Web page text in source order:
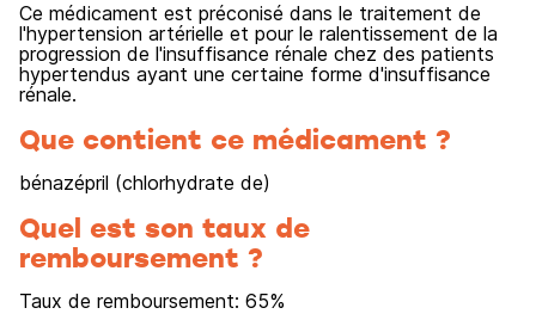
Ce médicament est préconisé dans le traitement de
l'hypertension artérielle et pour le ralentissement de la
progression de l'insuffisance rénale chez des patients
hypertendus ayant une certaine forme d'insuffisance
rénale.
Que contient ce médicament ?
bénazépril (chlorhydrate de)
Quel est son taux de
remboursement ?
Taux de remboursement: 65%